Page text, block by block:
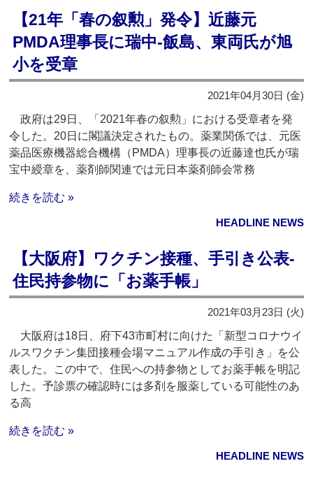
【21年「春の叙勲」発令】近藤元
PMDA理事長に瑞中‐飯島、東両氏が旭
小を受章
2021年04月30日 (金)
政府は29日、「2021年春の叙勲」における受章者を発
令した。20日に閣議決定されたもの。薬業関係では、元医
薬品医療機器総合機構（PMDA）理事長の近藤達也氏が瑞
宝中綬章を、薬剤師関連では元日本薬剤師会常務
続きを読む »
HEADLINE NEWS
【大阪府】ワクチン接種、手引き公表‐
住民持参物に「お薬手帳」
2021年03月23日 (火)
大阪府は18日、府下43市町村に向けた「新型コロナウイ
ルスワクチン集団接種会場マニュアル作成の手引き」を公
表した。この中で、住民への持参物としてお薬手帳を明記
した。予診票の確認時には多剤を服薬している可能性のあ
る高
続きを読む »
HEADLINE NEWS